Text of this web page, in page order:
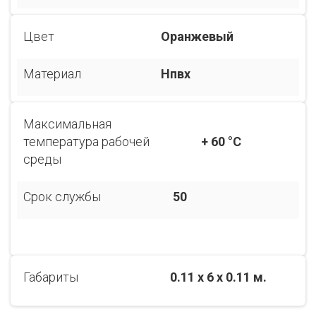
Цвет Оранжевый
Материал Нпвх
Максимальная
температура рабочей
среды
+ 60 °C
Срок службы 50
Габариты 0.11 x 6 x 0.11 м.